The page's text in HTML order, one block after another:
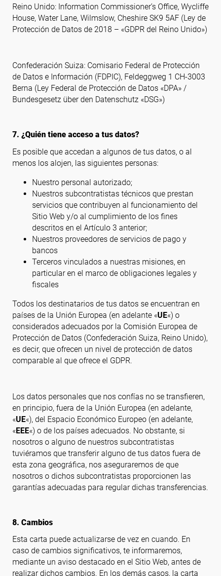
Reino Unido: Information Commissioner’s Office, Wycliffe
House, Water Lane, Wilmslow, Cheshire SK9 5AF (Ley de
Protección de Datos de 2018 – «GDPR del Reino Unido»)
Confederación Suiza: Comisario Federal de Protección
de Datos e Información (FDPIC), Feldeggweg 1 CH-3003
Berna (Ley Federal de Protección de Datos «DPA» /
Bundesgesetz über den Datenschutz «DSG»)
7. ¿Quién tiene acceso a tus datos?
Es posible que accedan a algunos de tus datos, o al
menos los alojen, las siguientes personas:
Nuestro personal autorizado;
Nuestros subcontratistas técnicos que prestan
servicios que contribuyen al funcionamiento del
Sitio Web y/o al cumplimiento de los fines
descritos en el Artículo 3 anterior;
Nuestros proveedores de servicios de pago y
bancos
Terceros vinculados a nuestras misiones, en
particular en el marco de obligaciones legales y
fiscales
Todos los destinatarios de tus datos se encuentran en
países de la Unión Europea (en adelante «UE«) o
considerados adecuados por la Comisión Europea de
Protección de Datos (Confederación Suiza, Reino Unido),
es decir, que ofrecen un nivel de protección de datos
comparable al que ofrece el GDPR.
Los datos personales que nos confías no se transfieren,
en principio, fuera de la Unión Europea (en adelante,
«UE«), del Espacio Económico Europeo (en adelante,
«EEE«) o de los países adecuados. No obstante, si
nosotros o alguno de nuestros subcontratistas
tuviéramos que transferir alguno de tus datos fuera de
esta zona geográfica, nos aseguraremos de que
nosotros o dichos subcontratistas proporcionen las
garantías adecuadas para regular dichas transferencias.
8. Cambios
Esta carta puede actualizarse de vez en cuando. En
caso de cambios significativos, te informaremos,
mediante un aviso destacado en el Sitio Web, antes de
realizar dichos cambios. En los demás casos, la carta